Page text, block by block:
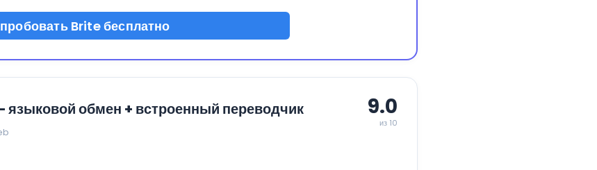
Brite бесплатно
обмен + встроенный переводчик 9.0
из 10